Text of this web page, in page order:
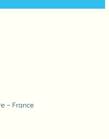
~ France